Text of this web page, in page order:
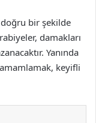
bir şekilde
damakları
Yanında
keyifli